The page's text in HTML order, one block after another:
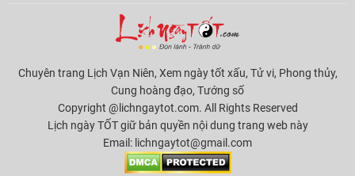
Chuyên trang Lịch Vạn Niên, Xem ngày tốt xấu, Tử vi, Phong thủy,
Cung hoàng đạo, Tướng số
Copyright @lichngaytot.com. All Rights Reserved
Lịch ngày TỐT giữ bản quyền nội dung trang web này
Email: lichngaytot@gmail.com